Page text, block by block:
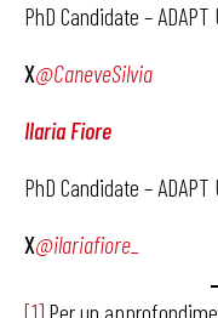
PhD Candidate –
X@CaneveSilvia
Ilaria Fiore
PhD Candidate –
X@ilariafiore_
[1] Per un